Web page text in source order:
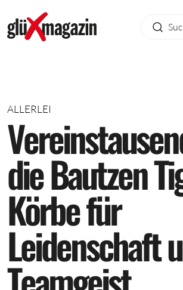
ALLERLEI
Vereinstausen
dieBautzenTi
Körbefür
Leidenschaftu